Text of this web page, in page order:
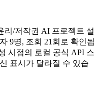
리/저작권 AI 프로젝트 설
9명, 조회 21회로 확인됩
시점의 로컬 공식 API 스
표시가 달라질 수 있습